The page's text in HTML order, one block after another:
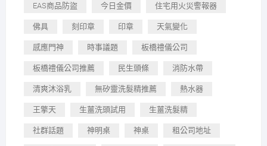
EAS商品防盜 今日金價 住宅用火災警報器
佛具 刻印章 印章 天氣變化
感應門神 時事議題 板橋禮儀公司
板橋禮儀公司推薦 民生頭條 消防水帶
清爽沐浴乳 無矽靈洗髮精推薦 熱水器
王擎天 生薑洗頭試用 生薑洗髮精
社群話題 神明桌 神桌 租公司地址